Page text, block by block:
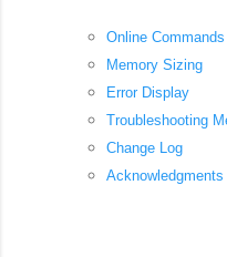
Online Commands
Memory Sizing
Error Display
Troubleshooting
Change Log
Acknowledgments